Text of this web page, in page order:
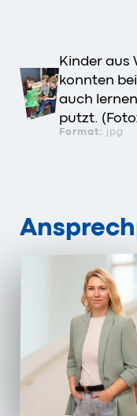
Kinder aus
konnten
auch
putzt.
Format: jpg